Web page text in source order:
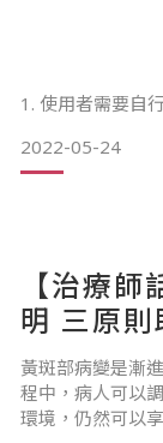
1. 使用者需要自
需要 – 在輪椅後
2.甚麼尺寸的輪
2022-05-24
【治療
明 三原
黃斑部病變是漸
程中，病人可以
環境，仍然可以